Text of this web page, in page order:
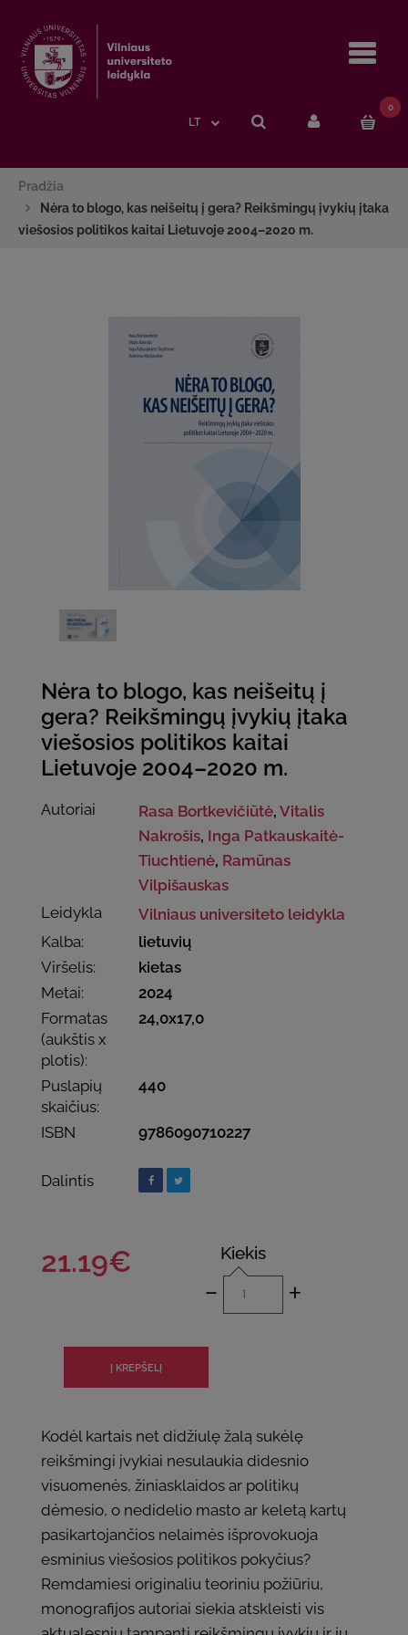
LT
0
Pradžia
Nėra to blogo, kas neišeitų į gera? Reikšmingų įvykių įtaka
viešosios politikos kaitai Lietuvoje 2004–2020 m.
Nėra to blogo, kas neišeitų į
gera? Reikšmingų įvykių įtaka
viešosios politikos kaitai
Lietuvoje 2004–2020 m.
Autoriai Rasa Bortkevičiūtė,Vitalis
Nakrošis, Inga Patkauskaitė-
Tiuchtienė, Ramūnas
Vilpišauskas
Leidykla
Vilniaus universiteto leidykla
Kalba:
lietuvių
Viršelis:
kietas
Metai:
2024
Formatas
(aukštis x
plotis):
24,0x17,0
Puslapių
skaičius:
440
ISBN 9786090710227
Dalintis
21.19€ Kiekis
- +
Kodėl kartais net didžiulę žalą sukėlę
reikšmingi įvykiai nesulaukia didesnio
visuomenės, žiniasklaidos ar politikų
dėmesio, o nedidelio masto ar keletą kartų
pasikartojančios nelaimės išprovokuoja
esminius viešosios politikos pokyčius?
Remdamiesi originaliu teoriniu požiūriu,
monografijos autoriai siekia atskleisti vis